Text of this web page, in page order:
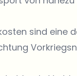
sind eine